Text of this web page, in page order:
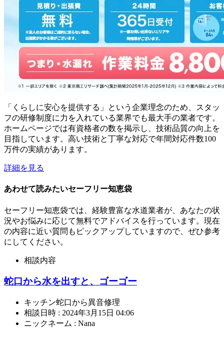
「くらしに安心を提供する」という企業理念のため、スタッ
フの研修制度に力を入れている業界でも最大手の業者です。
ホームページでは有資格者の数を掲示し、技術品質の向上を
目指しています。高い技術と丁寧な対応で年間対応件数100
万件の実績があります。
詳細を見る
あわせて読みたいセーフリー知恵袋
セーフリー知恵袋では、経験豊富な水道業者が、あなたの状
況やお悩みに応じて無料でアドバイスを行っています。現在
の内容に近い質問もピックアップしていますので、ぜひ参考
にしてください。
相談内容
蛇口から水を出すと、ゴーゴー
キッチン蛇口から異音修理
相談日時 : 2024年3月15日 04:06
ニックネーム : Nana